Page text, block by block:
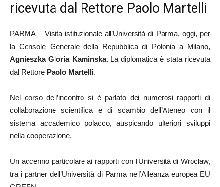
ricevuta dal Rettore Paolo Martelli
PARMA – Visita istituzionale all’Università di Parma, oggi, per
la Console Generale della Repubblica di Polonia a Milano,
Agnieszka Gloria Kaminska. La diplomatica è stata ricevuta
dal Rettore Paolo Martelli.
Nel corso dell’incontro si è parlato dei numerosi rapporti di
collaborazione scientifica e di scambio dell’Ateneo con il
sistema accademico polacco, auspicando ulteriori sviluppi
nella cooperazione.
Un accenno particolare ai rapporti con l’Università di Wrocław,
tra i partner dell’Università di Parma nell’Alleanza europea EU